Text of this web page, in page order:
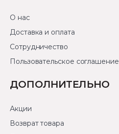
О нас
Доставка и оплата
Сотрудничество
Пользовательское соглашение
ДОПОЛНИТЕЛЬНО
Акции
Возврат товара